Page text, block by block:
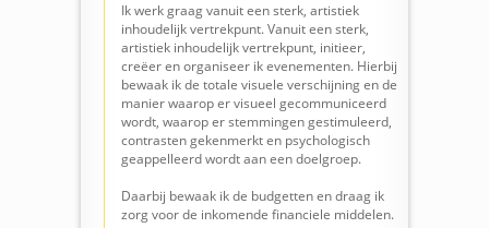
Ik werk graag vanuit een sterk, artistiek
inhoudelijk vertrekpunt.Vanuit een sterk,
artistiek inhoudelijk vertrekpunt, initieer,
creëer en organiseer ik evenementen. Hierbij
bewaak ik de totale visuele verschijning en de
manier waarop er visueel gecommuniceerd
wordt, waarop er stemmingen gestimuleerd,
contrasten gekenmerkt en psychologisch
geappelleerd wordt aan een doelgroep.
Daarbij bewaak ik de budgetten en draag ik
zorg voor de inkomende financiele middelen.